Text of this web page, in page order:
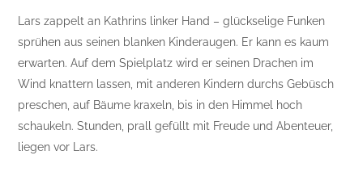
Lars zappelt an Kathrins linker Hand – glückselige Funken
sprühen aus seinen blanken Kinderaugen. Er kann es kaum
erwarten. Auf dem Spielplatz wird er seinen Drachen im
Wind knattern lassen, mit anderen Kindern durchs Gebüsch
preschen, auf Bäume kraxeln, bis in den Himmel hoch
schaukeln. Stunden, prall gefüllt mit Freude und Abenteuer,
liegen vor Lars.